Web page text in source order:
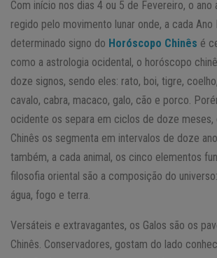
Com início nos dias 4 ou 5 de Fevereiro, o
regido pelo movimento lunar onde, a cada Ano
determinado signo do Horóscopo Chinês é
como a astrologia ocidental, o horóscopo
doze signos, sendo eles: rato, boi, tigre,
cavalo, cabra, macaco, galo, cão e porco.
ocidente os separa em ciclos de doze meses,
Chinês os segmenta em intervalos de doze
também, a cada animal, os cinco elementos
filosofia oriental são a composição do
água, fogo e terra.
Versáteis e extravagantes, os Galos são os
Chinês. Conservadores, gostam do lado